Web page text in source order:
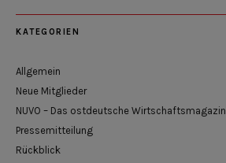
KATEGORIEN
Allgemein
Neue Mitglieder
NUVO – Das ostdeutsche Wirtschaftsmagazin
Pressemitteilung
Rückblick